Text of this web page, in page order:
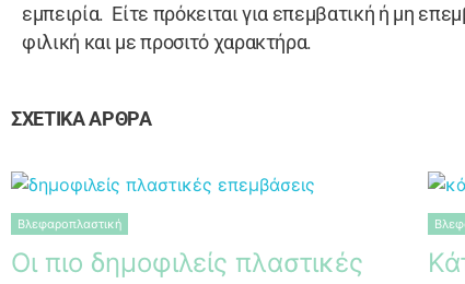
εμπειρία. Είτε πρόκειται για επεμβατική ή μη
φιλική και με προσιτό χαρακτήρα.
ΣΧΕΤΙΚΑ ΑΡΘΡΑ
Βλεφαροπλαστική
Οι πιο δημοφιλείς πλαστικές